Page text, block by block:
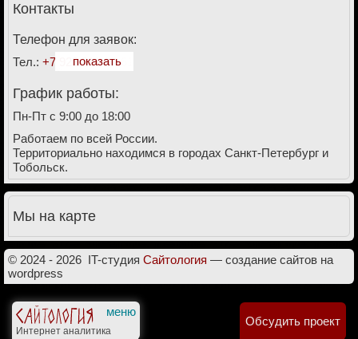
Интернет аналитика
Обсудить проект
Контакты
Телефон для заявок:
Тел.: +7 928 911-27-61
показать
График работы:
Пн-Пт с 9:00 до 18:00
Работаем по всей России.
Территориально находимся в городах Санкт-Петербург и
Тобольск.
Мы на карте
© 2024 - 2026 IT-студия Cайтология — создание сайтов на
wordpress